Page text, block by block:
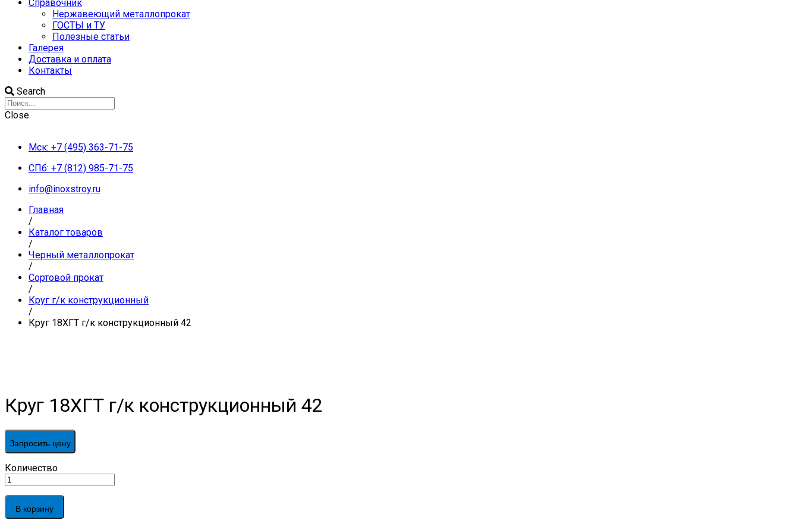
Справочник
Нержавеющий металлопрокат
ГОСТЫ и ТУ
Полезные статьи
Галерея
Доставка и оплата
Контакты
Search
Close
Мск: +7 (495) 363-71-75
СПб: +7 (812) 985-71-75
info@inoxstroy.ru
Главная
/
Каталог товаров
/
Черный металлопрокат
/
Сортовой прокат
/
Круг г/к конструкционный
/
Круг 18ХГТ г/к конструкционный 42
Круг 18ХГТ г/к конструкционный 42
Запросить цену
Круг
18ХГТ
г/
к
конструкционный
Количество
В корзину